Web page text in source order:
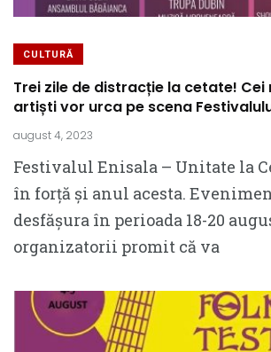
CULTURĂ
Trei zile de distracție la cetate!
artiști vor urca pe scena
august 4, 2023
Festivalul Enisala – Unitate la
în forță și anul acesta.
desfășura în perioada 18-20
organizatorii promit că va